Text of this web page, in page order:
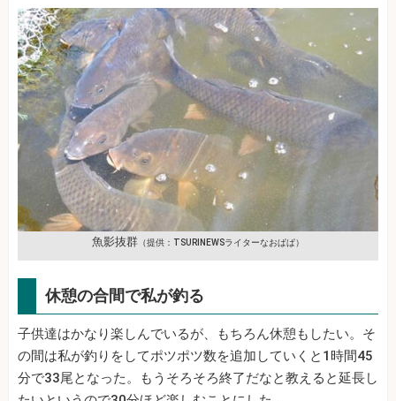
魚影抜群 （提供：TSURINEWSライターなおぱぱ）
休憩の合間で私が釣る
子供達はかなり楽しんでいるが、もちろん休憩もしたい。そ
の間は私が釣りをしてポツポツ数を追加していくと1時間45
分で33尾となった。もうそろそろ終了だなと教えると延長し